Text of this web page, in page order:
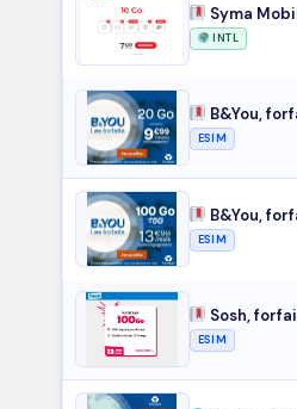
Syma
INTL
B&You,
ESIM
B&You,
ESIM
Sosh,
ESIM